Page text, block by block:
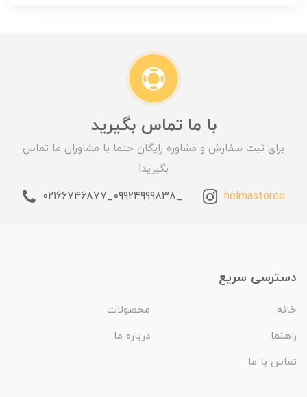
با ما تماس بگیرید
برای ثبت سفارش و مشاوره رایگان حتما با مشاوران ما تماس
بگیرید!
helmastoree
_09924999838_02166746877
دسترسی سریع
خانه
محصولات
راهنما
درباره ما
تماس با ما